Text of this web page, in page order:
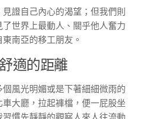
證自己內心的渴望；但我們則
世界上最動人、關乎他人奮力
南亞的移工朋友。
適的距離
風光明媚或是下著細細微雨的
大廳，拉起褲檔，便一屁股坐
慣先靜靜的觀察人來人往流動